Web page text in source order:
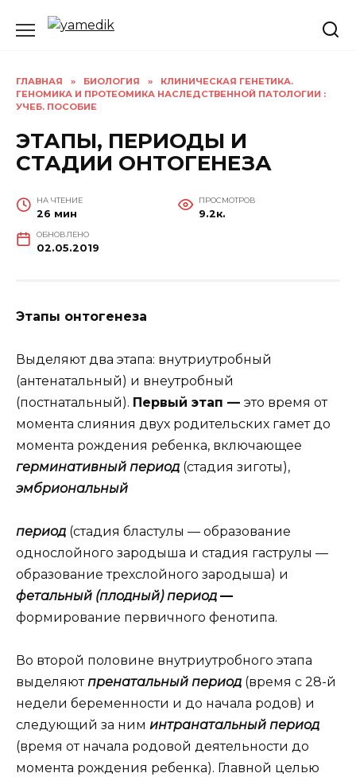
ГЛАВНАЯ » БИОЛОГИЯ »
КЛИНИЧЕСКАЯ ГЕНЕТИКА.
ГЕНОМИКА И ПРОТЕОМИКА НАСЛЕДСТВЕННОЙ ПАТОЛОГИИ :
УЧЕБ. ПОСОБИЕ
ЭТАПЫ, ПЕРИОДЫ И
СТАДИИ ОНТОГЕНЕЗА
НА ЧТЕНИЕ
26 мин
ПРОСМОТРОВ
9.2к.
ОБНОВЛЕНО
02.05.2019
Этапы онтогенеза
Выделяют два этапа: внутриутробный
(антенатальный) и внеутробный
(постнатальный). Первый этап — это время от
момента слияния двух родительских гамет до
момента рождения ребенка, включающее
герминативный период (стадия зиготы),
эмбриональный
период (стадия бластулы — образование
однослойного зародыша и стадия гаструлы —
образование трехслойного зародыша) и
фетальный (плодный) период —
формирование первичного фенотипа.
Во второй половине внутриутробного этапа
выделяютпренатальный период (время с 28-й
недели беременности и до начала родов) и
следующий за ним интранатальный период
(время от начала родовой деятельности до
момента рождения ребенка). Главной целью